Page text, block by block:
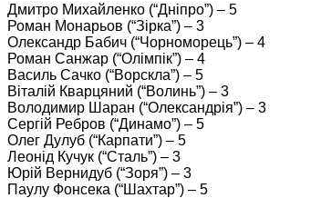
Дмитро Михайленко (“Дніпро”) – 5
Роман Монарьов (“Зірка”) – 3
Олександр Бабич (“Чорноморець”) – 4
Роман Санжар (“Олімпік”) – 4
Василь Сачко (“Ворскла”) – 5
Віталій Кварцяний (“Волинь”) – 3
Володимир Шаран (“Олександрія”) – 3
Сергій Ребров (“Динамо”) – 5
Олег Дулуб (“Карпати”) – 5
Леонід Кучук (“Сталь”) – 3
Юрій Вернидуб (“Зоря”) – 3
Паулу Фонсека (“Шахтар”) – 5